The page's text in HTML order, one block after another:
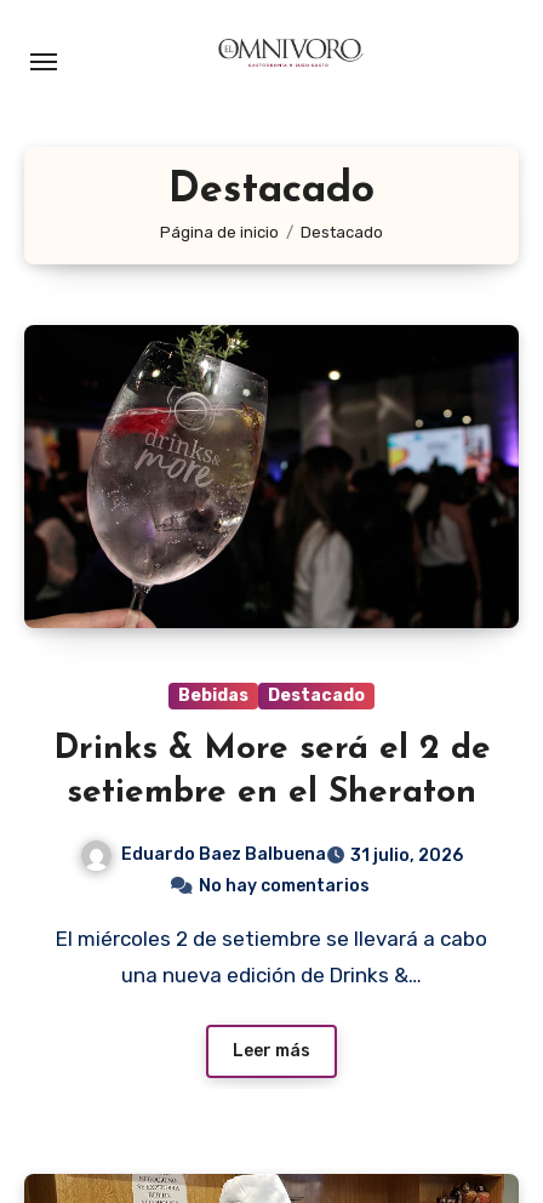
Destacado
Página de inicio Destacado
Bebidas Destacado
Drinks & More será el 2 de
setiembre en el Sheraton
Eduardo Baez Balbuena
31 julio, 2026
No hay comentarios
El miércoles 2 de setiembre se llevará a cabo
una nueva edición de Drinks &…
Leer más